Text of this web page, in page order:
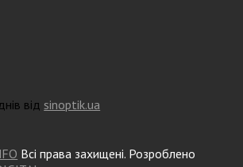
відsinoptik.ua
Всі права захищені. Розроблено